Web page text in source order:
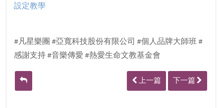
設定教學
#凡星樂團 #亞寬科技股份有限公司 #個人品牌大師班 #
感謝支持 #音樂傳愛 #熱愛生命文教基金會
下一篇
上一篇